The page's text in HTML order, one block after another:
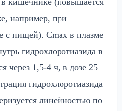
в кишечнике (повышается
например, при
с пищей). Сmax в плазме
гидрохлоротиазида в
через 1,5-4 ч, в дозе 25
гидрохлоротиазида
линейностью по